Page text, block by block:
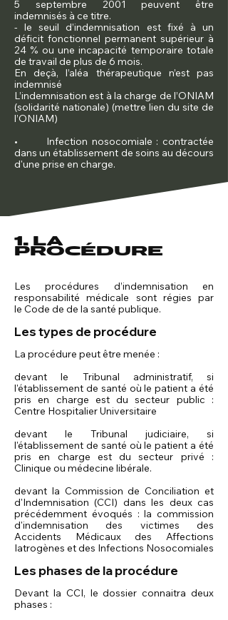
5 septembre 2001 peuvent être
indemnisés à ce titre.
- le seuil d’indemnisation est fixé à un
déficit fonctionnel permanent supérieur à
24 % ou une incapacité temporaire totale
de travail de plus de 6 mois.
En deçà, l’aléa thérapeutique n’est pas
indemnisé
L’indemnisation est à la charge de l’ONIAM
(solidarité nationale) (mettre lien du site de
l’ONIAM)
• Infection nosocomiale : contractée
dans un établissement de soins au décours
d'une prise en charge.
1. LA
PROCÉDURE
Les procédures d’indemnisation en
responsabilité médicale sont régies par
le Code de de la santé publique.
Les types de procédure
La procédure peut être menée :
devant le Tribunal administratif, si
l'établissement de santé où le patient a été
pris en charge est du secteur public :
Centre Hospitalier Universitaire
devant le Tribunal judiciaire, si
l'établissement de santé où le patient a été
pris en charge est du secteur privé :
Clinique ou médecine libérale.
devant la Commission de Conciliation et
d'Indemnisation (CCI) dans les deux cas
précédemment évoqués : la commission
d'indemnisation des victimes des
Accidents Médicaux des Affections
Iatrogènes et des Infections Nosocomiales
Les phases de la procédure
Devant la CCI, le dossier connaitra deux
phases :